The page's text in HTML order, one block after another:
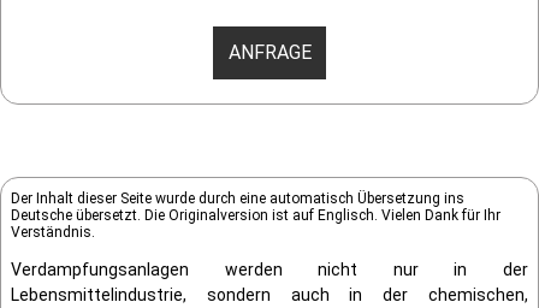
ANFRAGE
Der Inhalt dieser Seite wurde durch eine automatisch Übersetzung ins
Deutsche übersetzt. Die Originalversion ist auf Englisch. Vielen Dank für Ihr
Verständnis.
Verdampfungsanlagen werden nicht nur in der
Lebensmittelindustrie, sondern auch in der chemischen,